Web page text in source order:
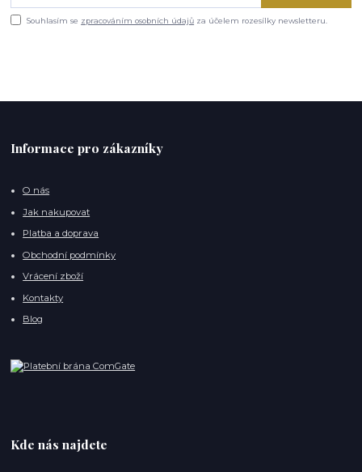
Souhlasím se zpracováním osobních údajů za účelem rozesílky newsletteru.
Informace pro zákazníky
O nás
Jak nakupovat
Platba a doprava
Obchodní podmínky
Vrácení zboží
Kontakty
Blog
Kde nás najdete